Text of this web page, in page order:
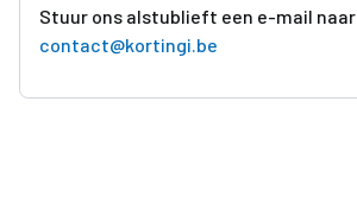
Stuur ons alstublieft een e-mail naar
contact@kortingi.be